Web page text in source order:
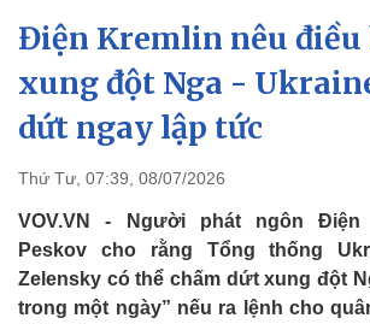
Chính trị
Tổ chức nhân sự
Quốc hội
Nhận diện sự thật
Xã hội
Tin 24h
Dự báo
Điện Kremlin nêu điều
xung đột Nga -
dứt ngay lập tức
Thứ Tư, 07:39, 08/07/2026
VOV.VN - Người phát ngôn Điện
Peskov cho rằng Tổng thống
Zelensky có thể chấm dứt xung đột
trong một ngày” nếu ra lệnh cho